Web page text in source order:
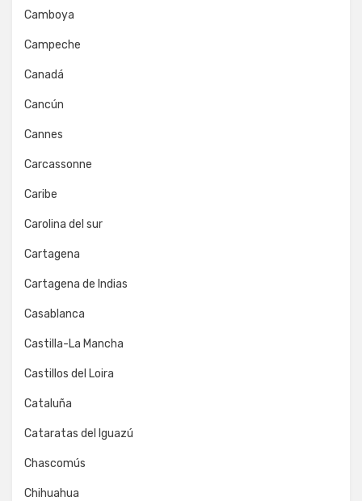
Camboya
Campeche
Canadá
Cancún
Cannes
Carcassonne
Caribe
Carolina del sur
Cartagena
Cartagena de Indias
Casablanca
Castilla-La Mancha
Castillos del Loira
Cataluña
Cataratas del Iguazú
Chascomús
Chihuahua